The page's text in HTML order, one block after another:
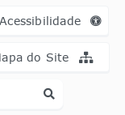
[alt+2] Ir para a busca
Acessibilidade
do Site